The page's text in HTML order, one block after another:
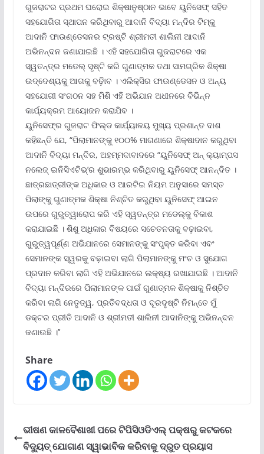
ଗୁଜରାଟର ପ୍ରଥମ ଘରୋଇ ଶିକ୍ଷାନୁଷ୍ଠାନ ଭାବେ ୟୁନିସେଫ୍ ସହିତ
ସହଯୋଗିତା ସ୍ଥାପନ କରିଥିବାରୁ ଆଦାନି ବିଦ୍ୟା ମନ୍ଦିର ଟିମ୍‌କୁ
ଆଦାନି ଫାଉଣ୍ଡେସନର ଟ୍ରଷ୍ଟି ଶ୍ରୀମତୀ ଶାଲିନୀ ଆଦାନି
ଅଭିନନ୍ଦନ ଜଣାଯାଇଛି । ଏହି ସହଯୋଗିତା ଗୁଜରାଟରେ ଏକ
ସ୍ୱତନ୍ତ୍ର ମଡେଲ୍ ସୃଷ୍ଟି କରି ଗୁଣାତ୍ମକ ତଥା ସାମଗ୍ରିକ ଶିକ୍ଷା
ଉଦ୍ଦେଶ୍ୟକୁ ଆଗକୁ ବଢ଼ାିବ । ଏଲିକ୍ସିର ଫାଉଣ୍ଡେସନ ଓ ଅନ୍ୟ
ସହଯୋଗୀ ସଂଗଠନ ସହ ମିଶି ଏହି ଅଭିଯାନ ଅଧୀନରେ ବିଭିନ୍ନ
କାର୍ଯ୍ୟକ୍ରମ ଆୟୋଜନ କରାଯିବ ।
ୟୁନିସେଫ୍‌ର ଗୁଜରାଟ ଫିଲ୍ଡ କାର୍ଯ୍ୟାଳୟ ମୁଖ୍ୟ ପ୍ରଶାନ୍ତ ଦାଶ
କହିଛନ୍ତି ଯେ, “ପିଲାମାନଙ୍କୁ ୧୦୦% ମାଗଣାରେ ଶିକ୍ଷାଦାନ କରୁଥିବା
ଆଦାନି ବିଦ୍ୟା ମନ୍ଦିର, ଅହମ୍ମଦାବାଦରେ “ୟୁନିସେଫ୍ ଅନ୍ କ୍ୟାମ୍ପସ
ନଲେଜ୍ ଇନିସିଏଟିଭ୍‌’ର ଶୁଭାରମ୍ଭ କରିଥିବାରୁ ୟୁନିସେଫ୍ ଆନନ୍ଦିତ ।
ଛାତ୍ରଛାତ୍ରୀଙ୍କ ଅଧିକାର ଓ ଆରଟିଇ ନିୟମ ଅନୁସାରେ ସମସ୍ତ
ପିଲାଙ୍କୁ ଗୁଣାତ୍ମକ ଶିକ୍ଷା ନିଶ୍ଚିତ କରୁଥିବା ୟୁନିସେଫ୍ ଆଇନ
ଉପରେ ଗୁରୁତ୍ୱାରୋପ କରି ଏହି ସ୍ୱତନ୍ତ୍ର ମଡେଲ୍‌କୁ ବିକାଶ
କରାଯାଇଛି । ଶିଶୁ ଅଧିକାର ବିଷୟରେ ସଚେତନତାକୁ ବଢ଼ାଇବା,
ଗୁରୁତ୍ୱପୂର୍ଣ୍ଣ ଅଭିଯାନରେ ସେମାନଙ୍କୁ ସଂପୃକ୍ତ କରିବା ଏବଂ
ସେମାନଙ୍କ ସ୍ୱରକୁ ବଢ଼ାଇବା ଲାଗି ପିଲାମାନଙ୍କୁ ମଂଚ ଓ ସୁଯୋଗ
ପ୍ରଦାନ କରିବା ଲାଗି ଏହି ଅଭିଯାନରେ ଲକ୍ଷ୍ୟ ରଖାଯାଇଛି । ଆଦାନି
ବିଦ୍ୟା ମନ୍ଦିରରେ ପିଲାମାନଙ୍କ ପାଇଁ ଗୁଣାତ୍ମକ ଶିକ୍ଷାକୁ ନିଶ୍ଚିତ
କରିବା ଲାଗି ନେତୃତ୍ୱ, ପ୍ରତିବଦ୍ଧତା ଓ ଦୂରଦୃଷ୍ଟି ନିମନ୍ତେ ମୁଁ
ଡକ୍ଟର ପ୍ରୀତି ଆଦାନି ଓ ଶ୍ରୀମତୀ ଶାଲିନୀ ଆଦାନିଙ୍କୁ ଅଭିନନ୍ଦନ
ଜଣାଉଛି ।’’
Share
ଭୀଷଣ କାଳବୈଶାଖୀ ପରେ ଟିପିସିଓଡିଏଲ୍ ପକ୍ଷରୁ କଟକରେ
ବିଦ୍ୟୁତ୍ ଯୋଗାଣ ସ୍ୱାଭାବିକ କରିବାକୁ ଦ୍ରୁତ ପ୍ରୟାସ